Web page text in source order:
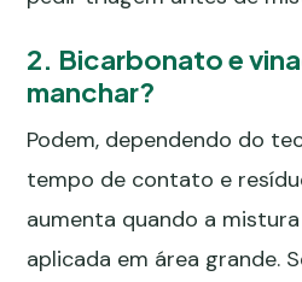
2. Bicarbonato e
manchar?
Podem, dependendo do
tempo de contato e
aumenta quando a
aplicada em área grande.